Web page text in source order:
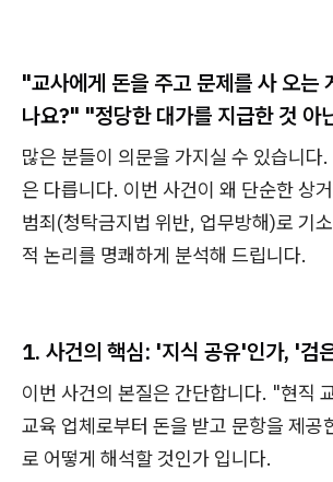
"교사에게 돈을 주고 문제를 사 오는
나요?" "정당한 대가를 지급한 것 아
많은 분들이 의문을 가지실 수 있습니다
은 다릅니다. 이번 사건이 왜 단순한 상
범죄(청탁금지법 위반, 업무방해)로 기
적 논리를 명쾌하게 분석해 드립니다.
1. 사건의 핵심: '지식 공유'인가, '검
이번 사건의 본질은 간단합니다. "현직
교육 업체로부터 돈을 받고 문항을 제공
로 어떻게 해석할 것인가 입니다.